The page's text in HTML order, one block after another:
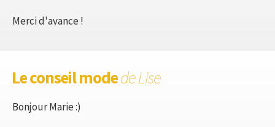
Merci d'avance !
Le conseil modede Lise
Bonjour Marie :)